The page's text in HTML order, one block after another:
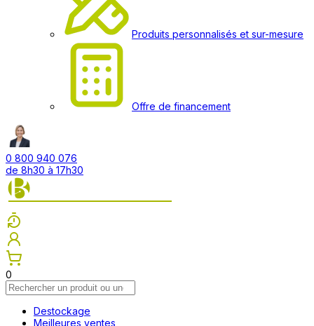
Produits personnalisés et sur-mesure
Offre de financement
0 800 940 076
de 8h30 à 17h30
0
Destockage
Meilleures ventes